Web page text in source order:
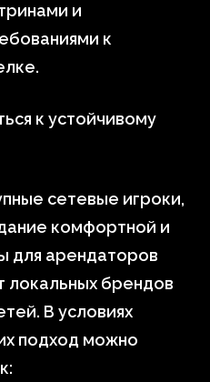
и
к
к устойчивому
сетевые игроки,
комфортной и
для арендаторов
локальных брендов
В условиях
подход можно